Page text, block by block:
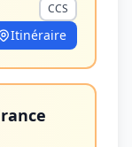
CCS
Itinéraire